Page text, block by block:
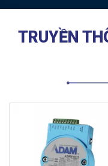
TRUYỀN